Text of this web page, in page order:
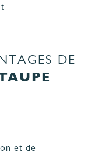
DE
et de